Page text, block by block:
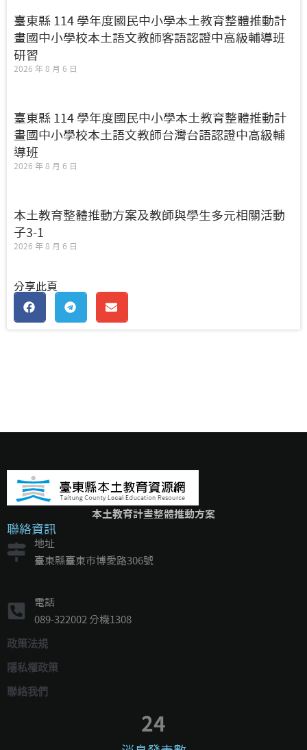
臺東縣 114 學年度國民中小學本土教育整體推動計
畫國中小學校本土語文教師客語認證中高級輔導班
研習
2026 年 8 月 6 日
臺東縣 114 學年度國民中小學本土教育整體推動計
畫國中小學校本土語文教師台灣台語認證中高級輔
導班
2026 年 8 月 6 日
本土教育整體推動方案及教師與學生多元相關活動
子3-1
2026 年 8 月 6 日
分享此頁
本土教育計畫整體推動方案
聯絡資訊
地址
臺東縣臺東市博愛路306號
電話
089-322002 分機1308
政策法規
隱私權政策
聯絡我們
24